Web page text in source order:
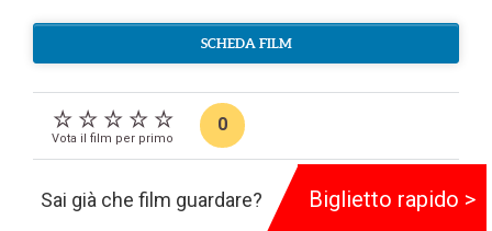
SCHEDA FILM
Vota il film per primo
0
Sai già che film guardare? Biglietto rapido >